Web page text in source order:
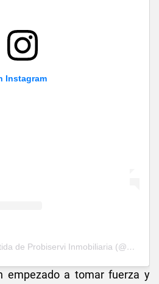
Instagram
Una publicación compartida de Probiservi Inmobiliaria (@probiservinmobiliaria)
empezado a tomar fuerza y